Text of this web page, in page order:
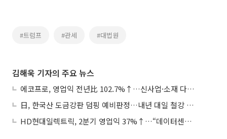
#트럼프 #관세 #대법원
김해욱 기자의 주요 뉴스
에코프로, 영업익 전년比 102.7%↑…신사업·소재 다각화 박차
日, 한국산 도금강판 덤핑 예비판정…내년 대일 철강 수출 ‘빨간불’
HD현대일렉트릭, 2분기 영업익 37%↑…“데이터센터 사업, 새로운 성장 축”